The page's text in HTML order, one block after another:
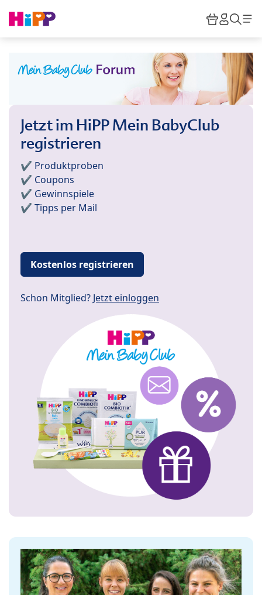
HiPP
Jetzt im HiPP Mein BabyClub
registrieren
✔️ Produktproben
✔️ Coupons
✔️ Gewinnspiele
✔️ Tipps per Mail
Kostenlos registrieren
Schon Mitglied? Jetzt einloggen